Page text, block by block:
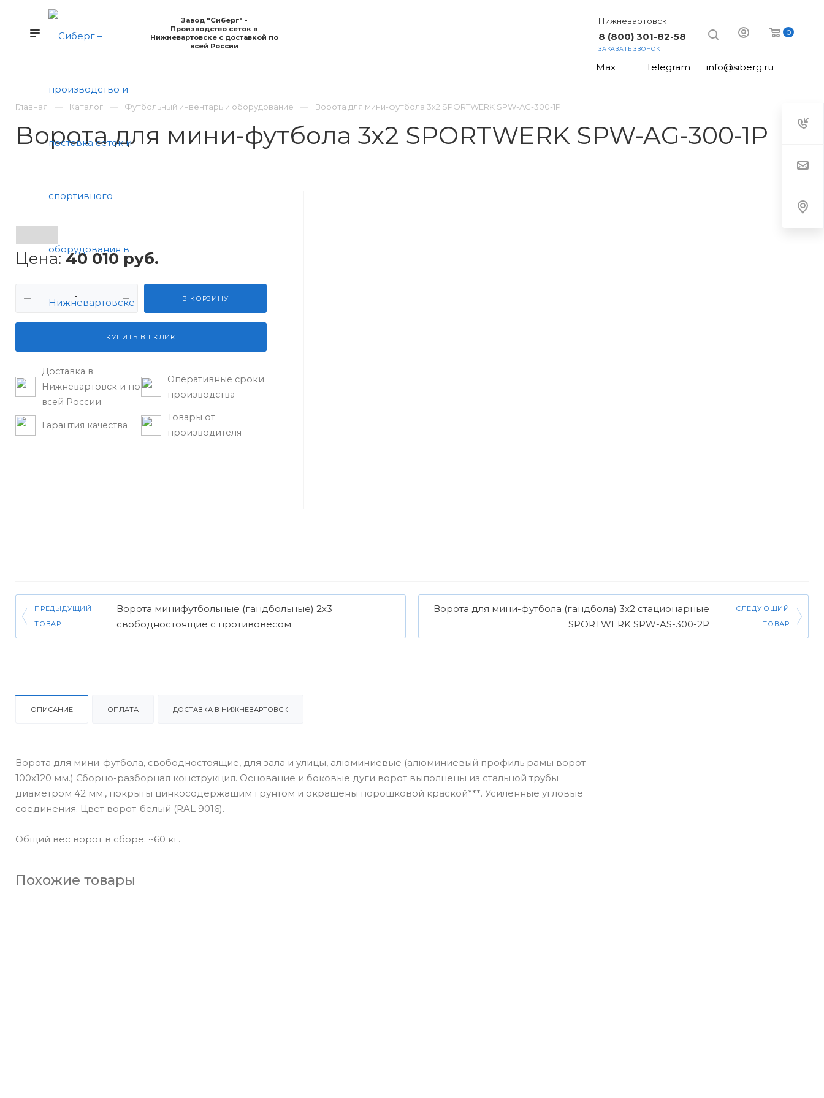
0
Нижневартовск
8 (800) 301-82-58
ЗАКАЗАТЬ ЗВОНОК
Max Telegram info@siberg.ru
Завод "Сиберг" -
Производство сеток в
Нижневартовске с доставкой по
всей России
КАТАЛОГ УСЛУГИ
Главная Каталог Футбольный инвентарь и оборудование Ворота для мини-футбола 3х2 SPORTWERK SPW-AG-300-1P
Ворота для мини-футбола 3х2 SPORTWERK SPW-AG-300-1P
Цена:40 010руб.
В КОРЗИНУ
КУПИТЬ В 1 КЛИК
Доставка в
Нижневартовск и по
всей России
Оперативные сроки
производства
Гарантия качества
Товары от
производителя
ПРЕДЫДУЩИЙ
ТОВАР
Ворота минифутбольные (гандбольные) 2х3
свободностоящие с противовесом
Ворота для мини-футбола (гандбола) 3х2 стационарные
SPORTWERK SPW-AS-300-2P
СЛЕДУЮЩИЙ
ТОВАР
ОПИСАНИЕ ОПЛАТА ДОСТАВКА В НИЖНЕВАРТОВСК
Ворота для мини-футбола, свободностоящие, для зала и улицы, алюминиевые (алюминиевый профиль рамы ворот
100х120 мм.) Сборно-разборная конструкция. Основание и боковые дуги ворот выполнены из стальной трубы
диаметром 42 мм., покрыты цинкосодержащим грунтом и окрашены порошковой краской***. Усиленные угловые
соединения. Цвет ворот-белый (RAL 9016).
Общий вес ворот в сборе: ~60 кг.
Похожие товары